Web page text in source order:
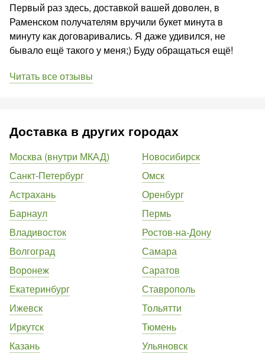
Первый раз здесь, доставкой вашей доволен, в
Раменском получателям вручили букет минута в
минуту как договаривались. Я даже удивился, не
бывало ещё такого у меня;) Буду обращаться ещё!
Читать все отзывы
Доставка в других городах
Москва (внутри МКАД)
Санкт-Петербург
Астрахань
Барнаул
Владивосток
Волгоград
Воронеж
Екатеринбург
Ижевск
Иркутск
Казань
Новосибирск
Омск
Оренбург
Пермь
Ростов-на-Дону
Самара
Саратов
Ставрополь
Тольятти
Тюмень
Ульяновск